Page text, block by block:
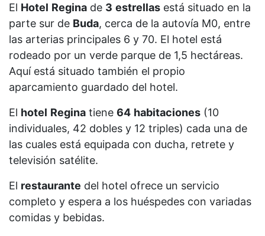
El Hotel Regina de 3 estrellas está situado en la
parte sur de Buda, cerca de la autovía M0, entre
las arterias principales 6 y 70. El hotel está
rodeado por un verde parque de 1,5 hectáreas.
Aquí está situado también el propio
aparcamiento guardado del hotel.
El hotel Regina tiene 64 habitaciones (10
individuales, 42 dobles y 12 triples) cada una de
las cuales está equipada con ducha, retrete y
televisión satélite.
El restaurante del hotel ofrece un servicio
completo y espera a los huéspedes con variadas
comidas y bebidas.